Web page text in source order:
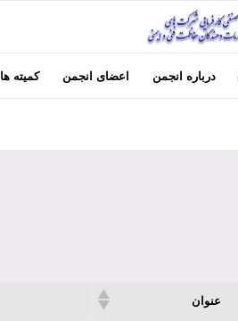
درباره انجمن اعضای انجمن کمیته ها
عنوان